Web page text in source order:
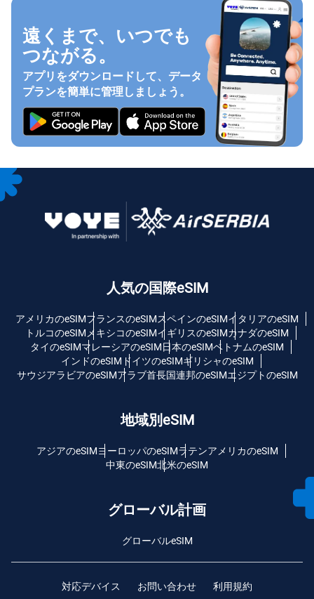
遠くまで、いつでも
つながる。
アプリをダウンロードして、データ
プランを簡単に管理しましょう。
人気の国際eSIM
アメリカのeSIMフランスのeSIMスペインのeSIMイタリアのeSIM
トルコのeSIM メキシコのeSIMイギリスのeSIMカナダのeSIM
タイのeSIMマレーシアのeSIM日本のeSIMベトナムのeSIM
インドのeSIM ドイツのeSIMギリシャのeSIM
サウジアラビアのeSIMアラブ首長国連邦のeSIMエジプトのeSIM
地域別eSIM
アジアのeSIMヨーロッパのeSIMラテンアメリカのeSIM
中東のeSIM北米のeSIM
グローバル計画
グローバルeSIM
対応デバイス お問い合わせ 利用規約